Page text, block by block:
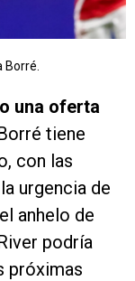
una oferta
tiene
con las
urgencia de
anhelo de
podría
próximas